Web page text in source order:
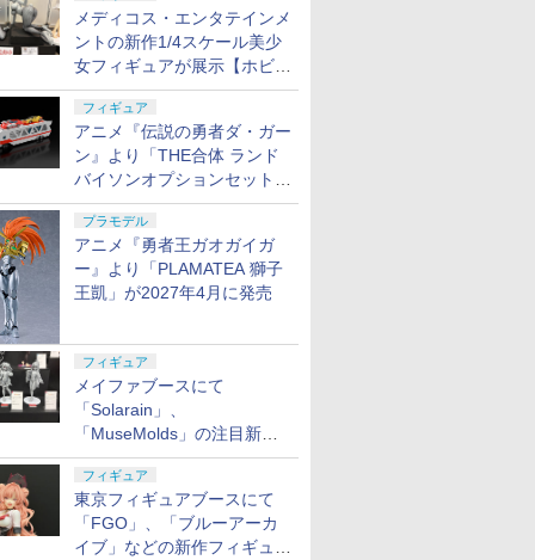
メディコス・エンタテインメ
ントの新作1/4スケール美少
女フィギュアが展示【ホビー
メーカー合同展示会】
フィギュア
アニメ『伝説の勇者ダ・ガー
ン』より「THE合体 ランド
バイソンオプションセット」
が2027年5月に発売
プラモデル
アニメ『勇者王ガオガイガ
ー』より「PLAMATEA 獅子
王凱」が2027年4月に発売
フィギュア
メイファブースにて
「Solarain」、
「MuseMolds」の注目新作
フィギュアが展示【ホビーメ
ーカー合同展示会】
フィギュア
東京フィギュアブースにて
「FGO」、「ブルーアーカ
イブ」などの新作フィギュア